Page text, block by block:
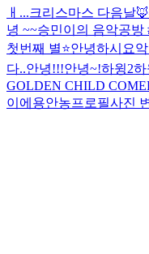
ㅐ...크리스마스 다음날
녕 ~~승민이의 음악공방
첫번째 별⭐안녕하시요악
다..안녕!!!안녕~!하윙2하
GOLDEN CHILD
이에용안농프로필사진